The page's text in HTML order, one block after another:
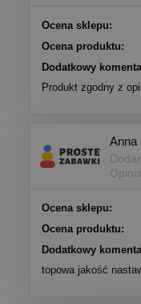
Ocena sklepu:
Ocena produktu:
Dodatkowy
Produkt zgodny z
Anna
Ocena sklepu:
Ocena produktu:
Dodatkowy
topowa jakość